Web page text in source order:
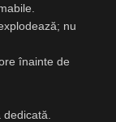
nu
înainte de